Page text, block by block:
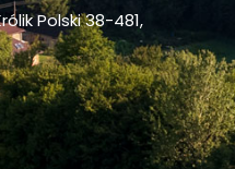
Polski 38-481,